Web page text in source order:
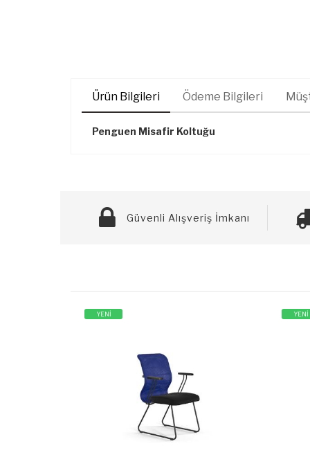
Ürün Bilgileri Ödeme Bilgileri
Penguen Misafir Koltuğu
Güvenli Alışveriş İmkanı